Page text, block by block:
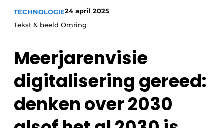
Privacy / Cookie statement
Vacatures
Video’s
Privéklinieken
TECHNOLOGIE24 april 2025
Tekst & beeld Omring
Meerjarenvisie
digitalisering gereed:
denken over 2030